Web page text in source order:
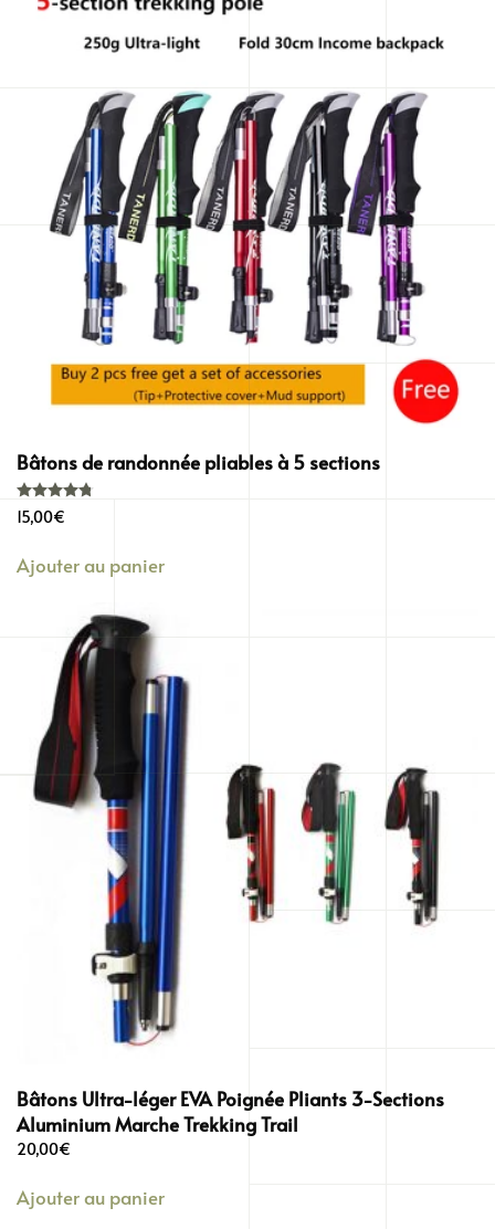
Bâtons de randonnée pliables à 5 sections
15,00€
Ajouter au panier
Bâtons Ultra-léger EVA Poignée Pliants 3-Sections
Aluminium Marche Trekking Trail
20,00€
Ajouter au panier